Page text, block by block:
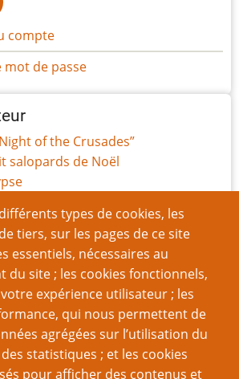
types de cookies, les
tiers, sur les pages de ce site
essentiels, nécessaires au
du site ; les cookies fonctionnels,
expérience utilisateur ; les
qui nous permettent de
agrégées sur l’utilisation du
statistiques ; et les cookies
pour afficher des contenus et
compte
mot de passe
of the Crusades”
salopards de Noël
Righteous Mind”
propre Boîte à jouets de campagne
JdR
le Making-of
misogynie
une scène
Page
‹‹ 7
Page
››